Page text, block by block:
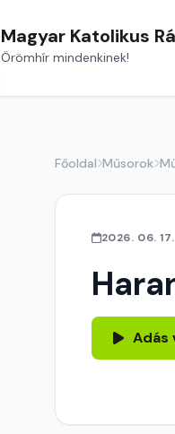
Magyar Katolikus
Örömhír mindenkinek!
Főoldal Műsorok
2026. 06.
Adás